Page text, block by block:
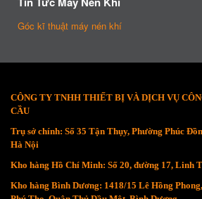
Góc kĩ thuật máy nén khí
CÔNG TY TNHH THIẾT BỊ VÀ DỊCH VỤ
CẦU
Trụ sở chính: Số 35 Tận Thụy, Phường Phúc
Hà Nội
Kho hàng Hồ Chí Minh: Số 20, đường 17, Linh
Kho hàng Bình Dương: 1418/15 Lê Hồng